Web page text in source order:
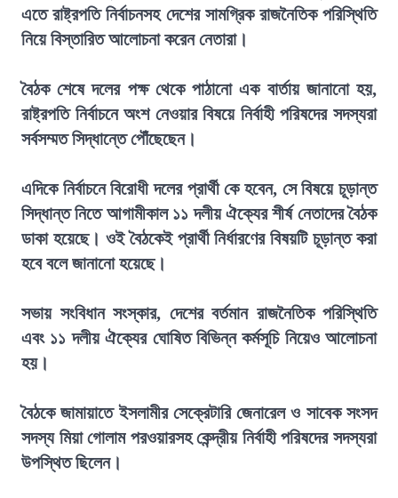
এতে রাষ্ট্রপতি নির্বাচনসহ দেশের সামগ্রিক রাজনৈতিক পরিস্থিতি
নিয়ে বিস্তারিত আলোচনা করেন নেতারা।
বৈঠক শেষে দলের পক্ষ থেকে পাঠানো এক বার্তায় জানানো হয়,
রাষ্ট্রপতি নির্বাচনে অংশ নেওয়ার বিষয়ে নির্বাহী পরিষদের সদস্যরা
সর্বসম্মত সিদ্ধান্তে পৌঁছেছেন।
এদিকে নির্বাচনে বিরোধী দলের প্রার্থী কে হবেন, সে বিষয়ে চূড়ান্ত
সিদ্ধান্ত নিতে আগামীকাল ১১ দলীয় ঐক্যের শীর্ষ নেতাদের বৈঠক
ডাকা হয়েছে। ওই বৈঠকেই প্রার্থী নির্ধারণের বিষয়টি চূড়ান্ত করা
হবে বলে জানানো হয়েছে।
সভায় সংবিধান সংস্কার, দেশের বর্তমান রাজনৈতিক পরিস্থিতি
এবং ১১ দলীয় ঐক্যের ঘোষিত বিভিন্ন কর্মসূচি নিয়েও আলোচনা
হয়।
বৈঠকে জামায়াতে ইসলামীর সেক্রেটারি জেনারেল ও সাবেক সংসদ
সদস্য মিয়া গোলাম পরওয়ারসহ কেন্দ্রীয় নির্বাহী পরিষদের সদস্যরা
উপস্থিত ছিলেন।